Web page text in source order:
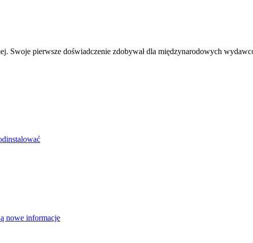
Swoje pierwsze doświadczenie zdobywał dla międzynarodowych
nowe informacje